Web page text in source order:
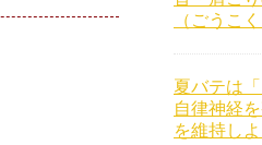
（ごうこ
夏バテは
自律神経
を維持しよ